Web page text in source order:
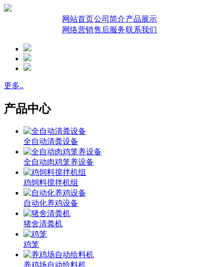
网站首页公司简介产品展示
网络营销售后服务联系我们
更多..
产品中心
全自动清粪设备
全自动肉鸡笼养设备
鸡饲料搅拌机组
自动化养鸡设备
猪舍清粪机
鸡笼
养鸡场自动给料机